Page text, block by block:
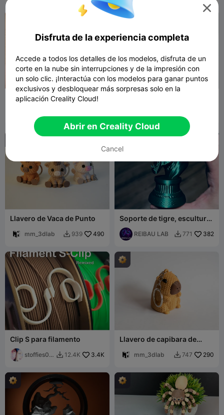
Iguana
Llavero de Vaca de Punto
mm_3dlab  939 490
Soporte de tigre, escultura
de cabeza en miniatura de
animalREIBAU LAB  771 382
Clip S para filamento
stoffies00
 12.4K 3.4K
Llavero de capibara de
mm_3dlab  747 290

Disfruta de la experiencia completa
Accede a todos los detalles de los modelos, disfruta de un
corte en la nube sin interrupciones y de la impresión con
un solo clic. ¡Interactúa con los modelos para ganar puntos
exclusivos y desbloquear más sorpresas solo en la
aplicación Creality Cloud!
Abrir en Creality Cloud
Cancel